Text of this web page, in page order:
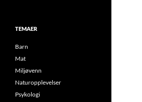
TEMAER
Barn
Mat
Miljøvenn
Naturopplevelser
Psykologi